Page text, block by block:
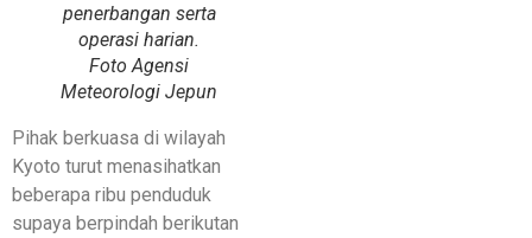
penerbangan serta
operasi harian.
Foto Agensi
Meteorologi Jepun
Pihak berkuasa di wilayah
Kyoto turut menasihatkan
beberapa ribu penduduk
supaya berpindah berikutan